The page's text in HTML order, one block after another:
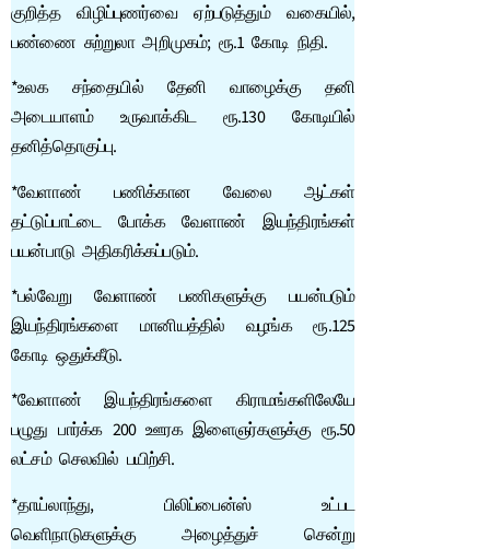
குறித்த விழிப்புணர்வை ஏற்படுத்தும் வகையில்,
பண்ணை சுற்றுலா அறிமுகம்; ரூ.1 கோடி நிதி.
*உலக சந்தையில் தேனி வாழைக்கு தனி
அடையாளம் உருவாக்கிட ரூ.130 கோடியில்
தனித்தொகுப்பு.
*வேளாண் பணிக்கான வேலை ஆட்கள்
தட்டுப்பாட்டை போக்க வேளாண் இயந்திரங்கள்
பயன்பாடு அதிகரிக்கப்படும்.
*பல்வேறு வேளாண் பணிகளுக்கு பயன்படும்
இயந்திரங்களை மானியத்தில் வழங்க ரூ.125
கோடி ஒதுக்கீடு.
*வேளாண் இயந்திரங்களை கிராமங்களிலேயே
பழுது பார்க்க 200 ஊரக இளைஞர்களுக்கு ரூ.50
லட்சம் செலவில் பயிற்சி.
*தாய்லாந்து, பிலிப்பைன்ஸ் உட்பட
வெளிநாடுகளுக்கு அழைத்துச் சென்று